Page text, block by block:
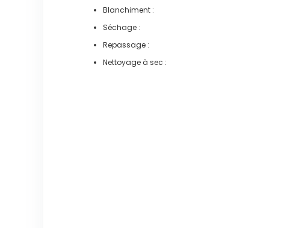
Blanchiment :
Séchage :
Repassage :
Nettoyage à sec :